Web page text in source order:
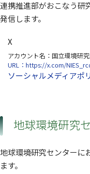
連携推進部がおこなう研
発信します。
X
アカウント名：国立環境
URL：https://x.com/
ソーシャルメディアポ
地球環境研究
地球環境研究センターに
ます。